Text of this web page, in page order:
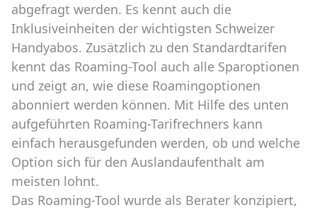
abgefragt werden. Es kennt auch die
Inklusiveinheiten der wichtigsten Schweizer
Handyabos. Zusätzlich zu den Standardtarifen
kennt das Roaming-Tool auch alle Sparoptionen
und zeigt an, wie diese Roamingoptionen
abonniert werden können. Mit Hilfe des unten
aufgeführten Roaming-Tarifrechners kann
einfach herausgefunden werden, ob und welche
Option sich für den Auslandaufenthalt am
meisten lohnt.
Das Roaming-Tool wurde als Berater konzipiert,